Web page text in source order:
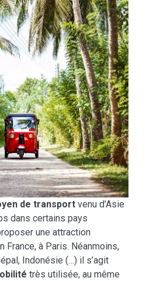
de transport venu d’Asie
dans certains pays
une attraction
France, à Paris. Néanmoins,
Indonésie (…) il s’agit
très utilisée, au même